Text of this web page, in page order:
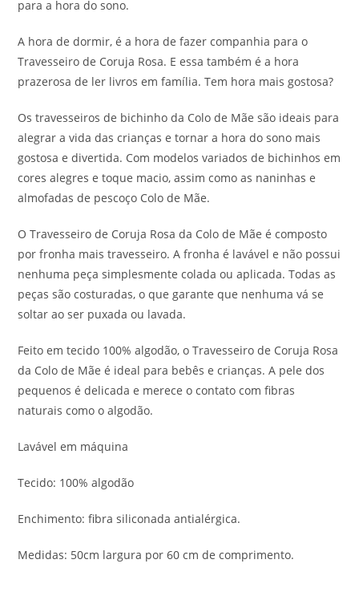
para a hora do sono.
A hora de dormir, é a hora de fazer companhia para o
Travesseiro de Coruja Rosa. E essa também é a hora
prazerosa de ler livros em família. Tem hora mais gostosa?
Os travesseiros de bichinho da Colo de Mãe são ideais para
alegrar a vida das crianças e tornar a hora do sono mais
gostosa e divertida. Com modelos variados de bichinhos em
cores alegres e toque macio, assim como as naninhas e
almofadas de pescoço Colo de Mãe.
O Travesseiro de Coruja Rosa da Colo de Mãe é composto
por fronha mais travesseiro. A fronha é lavável e não possui
nenhuma peça simplesmente colada ou aplicada. Todas as
peças são costuradas, o que garante que nenhuma vá se
soltar ao ser puxada ou lavada.
Feito em tecido 100% algodão, o Travesseiro de Coruja Rosa
da Colo de Mãe é ideal para bebês e crianças. A pele dos
pequenos é delicada e merece o contato com fibras
naturais como o algodão.
Lavável em máquina
Tecido: 100% algodão
Enchimento: fibra siliconada antialérgica.
Medidas: 50cm largura por 60 cm de comprimento.